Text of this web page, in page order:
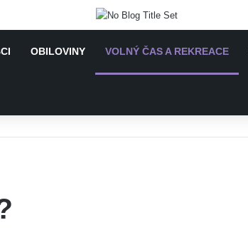
OBILOVINY VOLNÝ ČAS A REKREACE